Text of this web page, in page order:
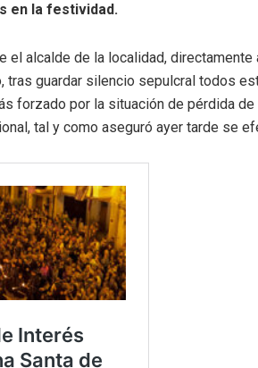
en la festividad.
el alcalde de la localidad, directamente
guardar silencio sepulcral todos
forzado por la situación de pérdida
tal y como aseguró ayer tarde se